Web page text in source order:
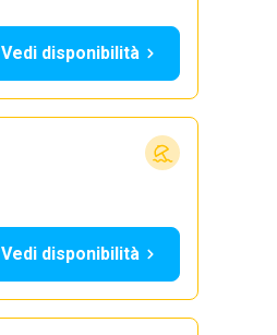
Vedi disponibilità
Vedi disponibilità